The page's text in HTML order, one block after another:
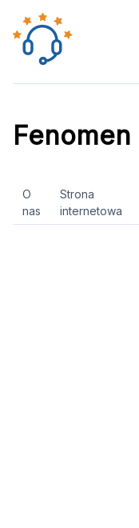
Fenomen
O
nas
Strona
internetowa